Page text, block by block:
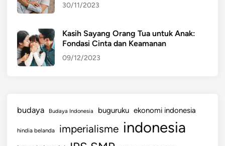
30/11/2023
Kasih Sayang Orang Tua untuk Anak:
Fondasi Cinta dan Keamanan
09/12/2023
budaya Budaya Indonesia buguruku ekonomi indonesia
hindia belanda imperialisme indonesia